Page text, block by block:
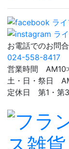
お電話でのお問
024-558-8417
営業時間
土・日・祭日
定休日 第1・第
第5